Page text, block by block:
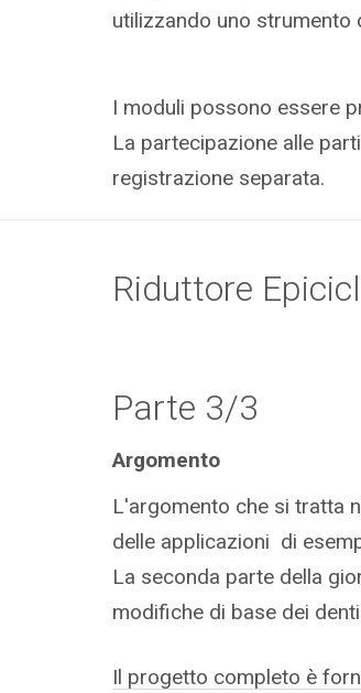
utilizzando uno strumento
I moduli possono essere
La partecipazione alle
registrazione separata.
Riduttore
Parte 3/3
Argomento
L'argomento che si tratta
delle applicazioni di
La seconda parte della
modifiche di base dei
Il progetto completo è